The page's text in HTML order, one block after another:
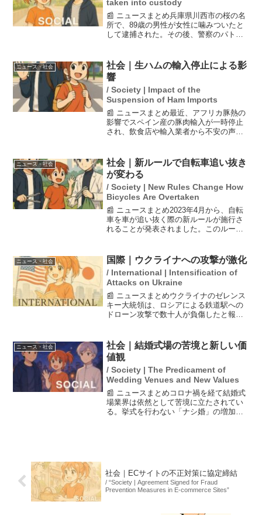
taken into custody
📰 ニュースまとめ兵庫県川西市の桜の名
所で、89歳の男性が女性に噛みついたと
して逮捕された。その後、警察のパトカ
は不手際はなかったと主張しているが、
事件の詳細や司法解...
ニュース・社会
社会｜生ハムの輸入停止による影
響
/ Society | Impact of the
Suspension of Ham Imports
📰 ニュースまとめ最近、アフリカ豚熱の
影響でスペイン産の豚肉輸入が一時停止
され、飲食店や輸入業者から不安の声が
いている状況で、今後の生ハムの価格高
騰が懸念されています...
ニュース・社会
社会｜新ルールで自転車追い抜き
が変わる
/ Society | New Rules Change How
Bicycles Are Overtaken
📰 ニュースまとめ2023年4月から、自転
車を車が追い抜く際の新ルールが施行さ
れることが発表されました。このルール
とが義務付けられます。特に狭い道で
は、車の速度を時速2...
ニュース・社会 国際｜ウクライナへの攻撃が激化
/ International | Intensification of
Attacks on Ukraine
📰 ニュースまとめウクライナのゼレンス
キー大統領は、ロシアによる鉄道駅への
ドローン攻撃で数十人が負傷したと報告
クライナ各地の鉄道インフラが連日狙わ
れています。また、ロシア...
ニュース・社会
社会｜結婚式場の苦境と新しい価
値観
/ Society | The Predicament of
Wedding Venues and New Values
📰 ニュースまとめコロナ禍を経て結婚式
場業界は依然として苦境に立たされてい
る。挙式を行わない「ナシ婚」の増加や
社会｜ECサイトの不正対策に協定締結
/ “Society | Agreement Signed for Fraud
Prevention Measures in E-commerce Sites”